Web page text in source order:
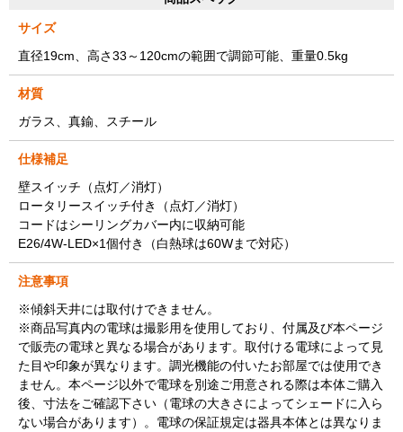
サイズ
直径19cm、高さ33～120cmの範囲で調節可能、重量0.5kg
材質
ガラス、真鍮、スチール
仕様補足
壁スイッチ（点灯／消灯）
ロータリースイッチ付き（点灯／消灯）
コードはシーリングカバー内に収納可能
E26/4W-LED×1個付き（白熱球は60Wまで対応）
注意事項
※傾斜天井には取付けできません。
※商品写真内の電球は撮影用を使用しており、付属及び本ページ
で販売の電球と異なる場合があります。取付ける電球によって見
た目や印象が異なります。調光機能の付いたお部屋では使用でき
ません。本ページ以外で電球を別途ご用意される際は本体ご購入
後、寸法をご確認下さい（電球の大きさによってシェードに入ら
ない場合があります）。電球の保証規定は器具本体とは異なりま